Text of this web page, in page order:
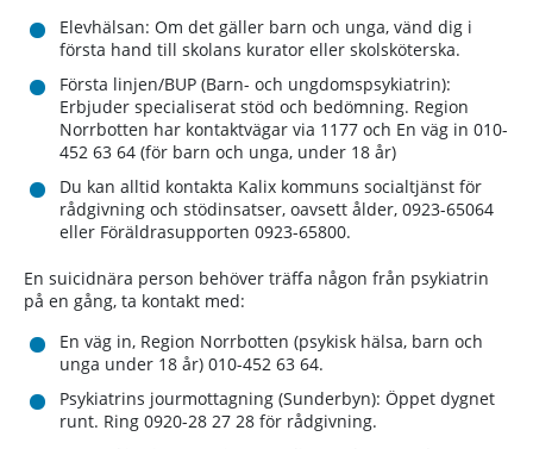
Elevhälsan: Om det gäller barn och unga, vänd dig i
första hand till skolans kurator eller skolsköterska.
Första linjen/BUP (Barn- och ungdomspsykiatrin):
Erbjuder specialiserat stöd och bedömning. Region
Norrbotten har kontaktvägar via 1177 och En väg in 010-
452 63 64 (för barn och unga, under 18 år)
Du kan alltid kontakta Kalix kommuns socialtjänst för
rådgivning och stödinsatser, oavsett ålder, 0923-65064
eller Föräldrasupporten 0923-65800.
En suicidnära person behöver träffa någon från psykiatrin
på en gång, ta kontakt med:
En väg in, Region Norrbotten (psykisk hälsa, barn och
unga under 18 år) 010-452 63 64.
Psykiatrins jourmottagning (Sunderbyn): Öppet dygnet
runt. Ring 0920-28 27 28 för rådgivning.